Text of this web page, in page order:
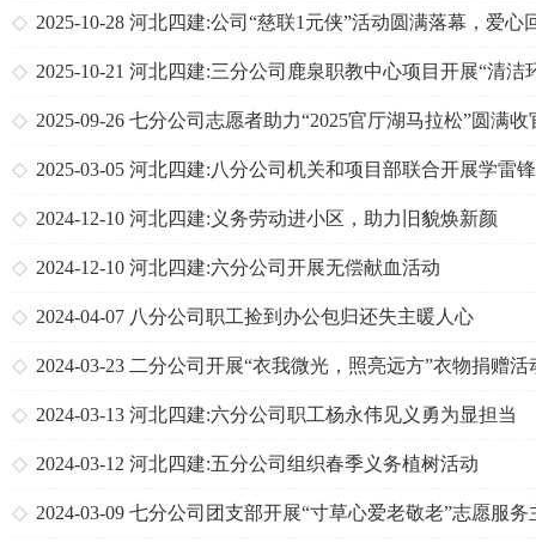
2025-10-28 河北四建:公司“慈联1元侠”活动圆满落幕，爱心
温暖收官
2025-10-21 河北四建:三分公司鹿泉职教中心项目开展“清洁
境”志愿服务活动
2025-09-26 七分公司志愿者助力“2025官厅湖马拉松”圆满收
2025-03-05 河北四建:八分公司机关和项目部联合开展学雷
愿服务活动
2024-12-10 河北四建:义务劳动进小区，助力旧貌焕新颜
2024-12-10 河北四建:六分公司开展无偿献血活动
2024-04-07 八分公司职工捡到办公包归还失主暖人心
2024-03-23 二分公司开展“衣我微光，照亮远方”衣物捐赠活
2024-03-13 河北四建:六分公司职工杨永伟见义勇为显担当
2024-03-12 河北四建:五分公司组织春季义务植树活动
2024-03-09 七分公司团支部开展“寸草心爱老敬老”志愿服务